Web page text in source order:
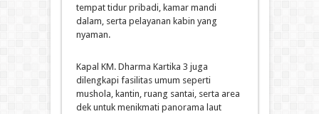
tempat tidur pribadi, kamar mandi
dalam, serta pelayanan kabin yang
nyaman.
Kapal KM. Dharma Kartika 3 juga
dilengkapi fasilitas umum seperti
mushola, kantin, ruang santai, serta area
dek untuk menikmati panorama laut